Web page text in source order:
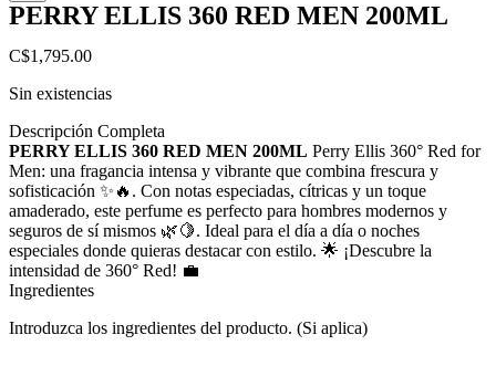
PERRY ELLIS 360 RED MEN 200ML
C$1,795.00
Sin existencias
Descripción Completa
PERRY ELLIS 360 RED MEN 200ML Perry Ellis 360° Red for
Men: una fragancia intensa y vibrante que combina frescura y
sofisticación ✨🔥. Con notas especiadas, cítricas y un toque
amaderado, este perfume es perfecto para hombres modernos y
seguros de sí mismos 🌿🍋. Ideal para el día a día o noches
especiales donde quieras destacar con estilo. 🌟 ¡Descubre la
intensidad de 360° Red! 💼
Ingredientes
Introduzca los ingredientes del producto. (Si aplica)